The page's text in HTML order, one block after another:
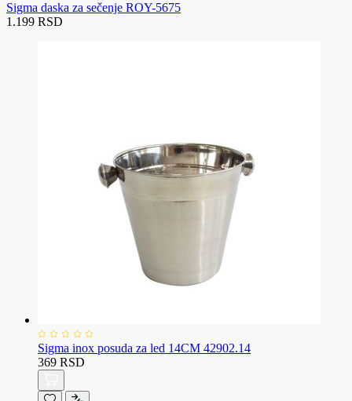
Sigma daska za sečenje ROY-5675
1.199 RSD
Sigma inox posuda za led 14CM 42902.14
369 RSD